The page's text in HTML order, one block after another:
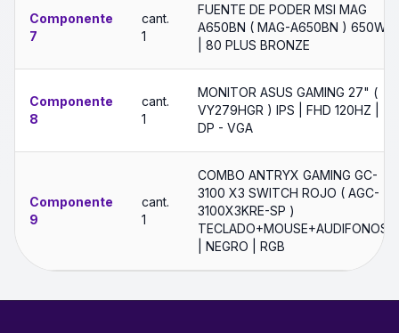
Componente
7
cant.
1
FUENTE DE PODER MSI MAG
A650BN ( MAG-A650BN ) 650W
| 80 PLUS BRONZE
Componente
8
cant.
1
MONITOR ASUS GAMING 27" (
VY279HGR ) IPS | FHD 120HZ |
DP - VGA
Componente
9
cant.
1
COMBO ANTRYX GAMING GC-
3100 X3 SWITCH ROJO ( AGC-
3100X3KRE-SP )
TECLADO+MOUSE+AUDIFONOS
| NEGRO | RGB